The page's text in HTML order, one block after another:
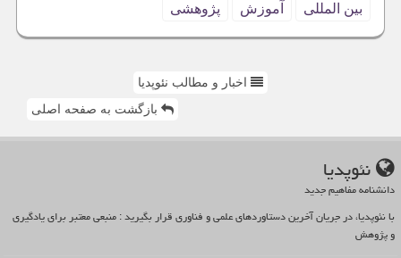
بین المللی
آموزش پژوهشی
اخبار و مطالب نئوپدیا
بازگشت به صفحه اصلی
نئوپدیا
دانشنامه مفاهیم جدید
با نئوپدیا، در جریان آخرین دستاوردهای علمی و فناوری قرار بگیرید : منبعی معتبر برای یادگیری
و پژوهش